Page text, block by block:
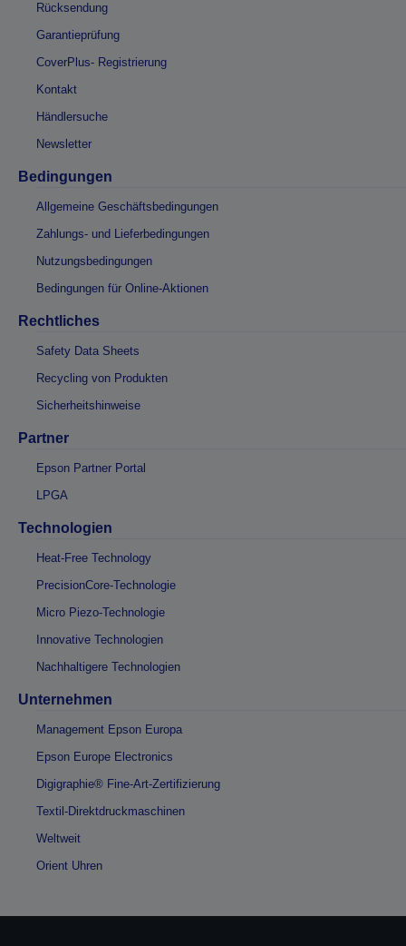
Rücksendung
Garantieprüfung
CoverPlus- Registrierung
Kontakt
Händlersuche
Newsletter
Bedingungen
Allgemeine Geschäftsbedingungen
Zahlungs- und Lieferbedingungen
Nutzungsbedingungen
Bedingungen für Online-Aktionen
Rechtliches
Safety Data Sheets
Recycling von Produkten
Sicherheitshinweise
Partner
Epson Partner Portal
LPGA
Technologien
Heat-Free Technology
PrecisionCore-Technologie
Micro Piezo-Technologie
Innovative Technologien
Nachhaltigere Technologien
Unternehmen
Management Epson Europa
Epson Europe Electronics
Digigraphie® Fine-Art-Zertifizierung
Textil-Direktdruckmaschinen
Weltweit
Orient Uhren